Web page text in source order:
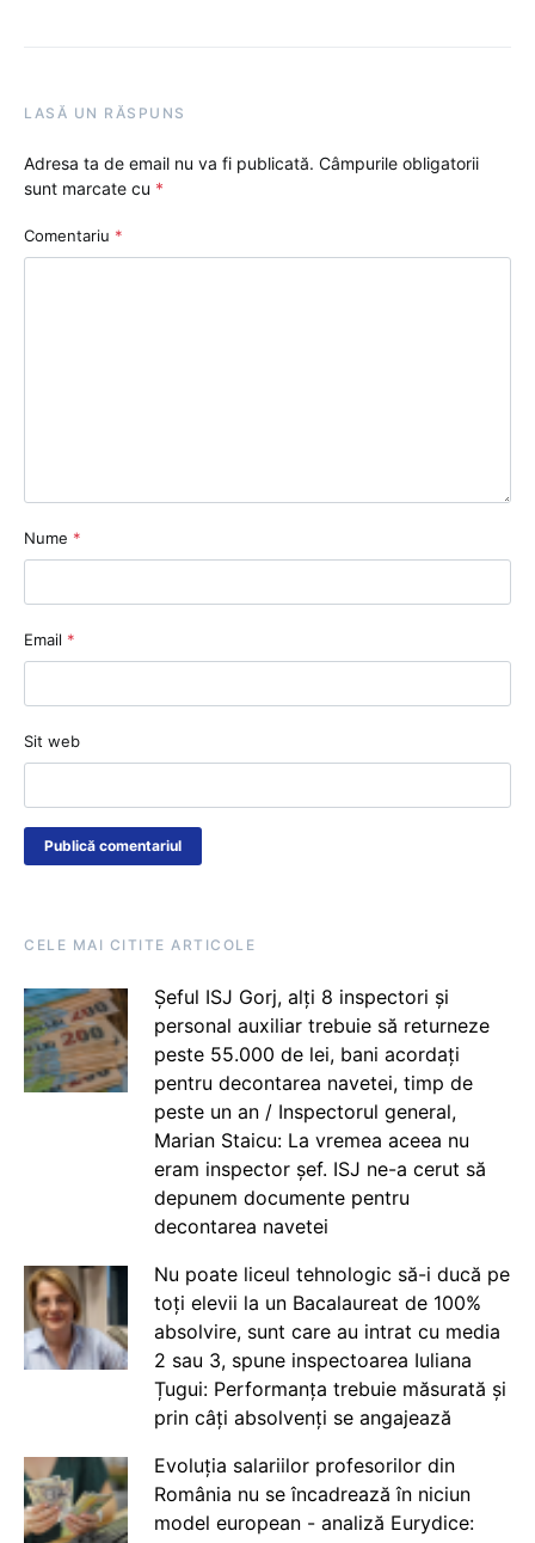
LASĂ UN RĂSPUNS
Adresa ta de email nu va fi publicată. Câmpurile obligatorii
sunt marcate cu *
Comentariu *
Nume *
Email *
Sit web
CELE MAI CITITE ARTICOLE
Șeful ISJ Gorj, alți 8 inspectori și
personal auxiliar trebuie să returneze
peste 55.000 de lei, bani acordați
pentru decontarea navetei, timp de
peste un an / Inspectorul general,
Marian Staicu: La vremea aceea nu
eram inspector șef. ISJ ne-a cerut să
depunem documente pentru
decontarea navetei
Nu poate liceul tehnologic să-i ducă pe
toți elevii la un Bacalaureat de 100%
absolvire, sunt care au intrat cu media
2 sau 3, spune inspectoarea Iuliana
Țugui: Performanța trebuie măsurată și
prin câți absolvenți se angajează
Evoluția salariilor profesorilor din
România nu se încadrează în niciun
model european - analiză Eurydice: